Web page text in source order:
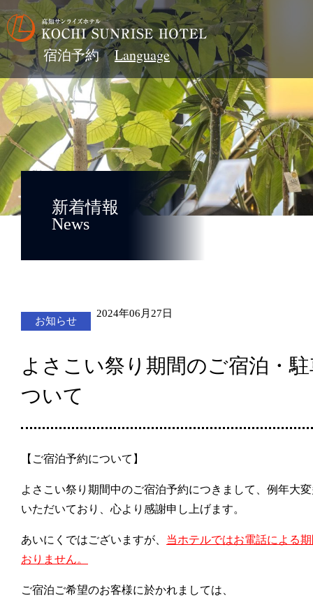
宿泊予約
新着情報
News
お知らせ
2024年06月27日
よさこい祭り期間のご宿泊・
ついて
【ご宿泊予約について】
よさこい祭り期間中のご宿泊予約につきまして、例年大
いただいており、心より感謝申し上げます。
あいにくではございますが、 当ホテルではお電話による
おりません。
ご宿泊ご希望のお客様に於かれましては、